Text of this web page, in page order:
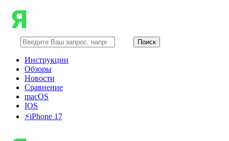
Инструкции
Обзоры
Новости
Сравнение
macOS
IOS
⚡️iPhone 17